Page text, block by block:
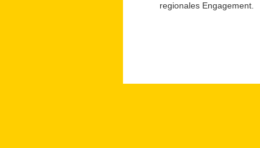
regionales Engagement.